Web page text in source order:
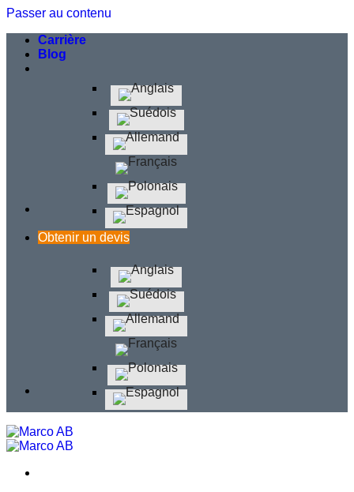
Passer au contenu
Carrière
Blog
Obtenir un devis